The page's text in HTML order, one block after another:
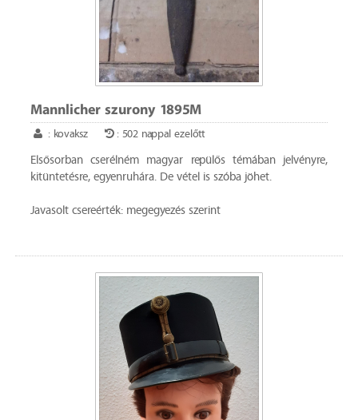
Mannlicher szurony 1895M
: kovaksz : 502 nappal ezelőtt
Elsősorban cserélném magyar repülős témában jelvényre,
kitüntetésre, egyenruhára. De vétel is szóba jöhet.
Javasolt csereérték: megegyezés szerint